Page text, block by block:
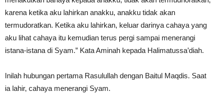
karena ketika aku lahirkan anakku, anakku tidak akan
termudoratkan. Ketika aku lahirkan, keluar darinya cahaya yang
aku lihat cahaya itu kemudian terus pergi sampai menerangi
istana-istana di Syam.” Kata Aminah kepada Halimatussa’diah.
Inilah hubungan pertama Rasulullah dengan Baitul Maqdis. Saat
ia lahir, cahaya menerangi Syam.